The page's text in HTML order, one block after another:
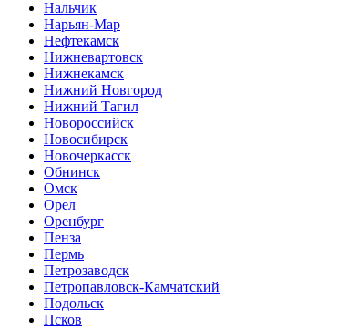
Нальчик
Нарьян-Мар
Нефтекамск
Нижневартовск
Нижнекамск
Нижний Новгород
Нижний Тагил
Новороссийск
Новосибирск
Новочеркасск
Обнинск
Омск
Орел
Оренбург
Пенза
Пермь
Петрозаводск
Петропавловск-Камчатский
Подольск
Псков